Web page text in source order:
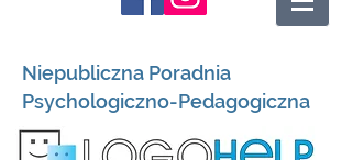
Niepubliczna Poradnia
Psychologiczno-Pedagogiczna